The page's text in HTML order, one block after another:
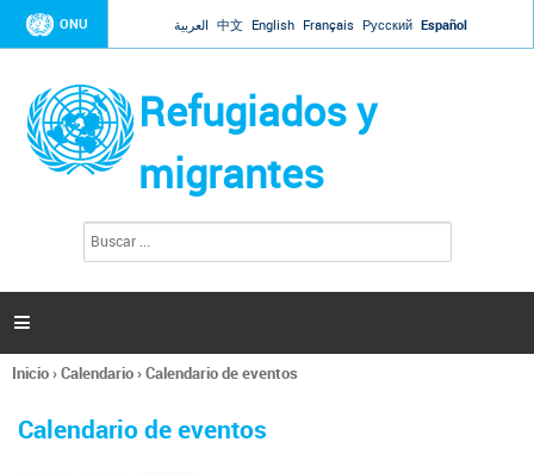
Jump to navigation
ONU العربية 中文 English Français Русский Español
Refugiados y
migrantes
l
s

Se
usted
Inicio›Calendario›Calendario de eventos
Calendario de eventos